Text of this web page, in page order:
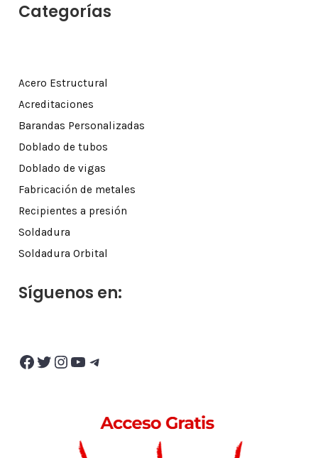
Categorías
Acero Estructural
Acreditaciones
Barandas Personalizadas
Doblado de tubos
Doblado de vigas
Fabricación de metales
Recipientes a presión
Soldadura
Soldadura Orbital
Síguenos en:
Facebook Twitter InstagramYouTube Telegram